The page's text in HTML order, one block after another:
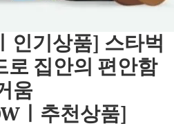
인기상품] 스타벅
로 집안의 편안함
움
ㅣ추천상품]